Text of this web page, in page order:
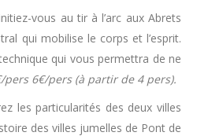
vous au tir à l’arc aux Abrets
qui mobilise le corps et l’esprit.
qui vous permettra de ne
pers 6€/pers (à partir de 4 pers).
les particularités des deux villes
des villes jumelles de Pont de